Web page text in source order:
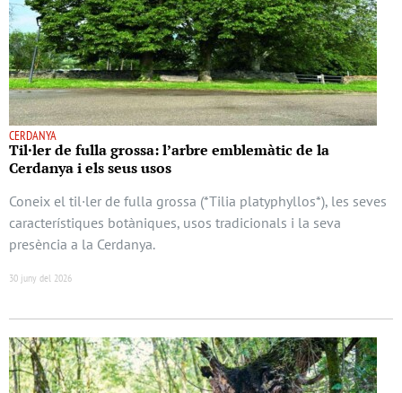
CERDANYA
Til·ler de fulla grossa: l’arbre emblemàtic de la
Cerdanya i els seus usos
Coneix el til·ler de fulla grossa (*Tilia platyphyllos*), les seves
característiques botàniques, usos tradicionals i la seva
presència a la Cerdanya.
30 juny del 2026